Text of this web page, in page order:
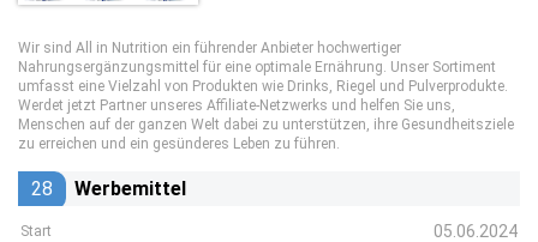
Wir sind All in Nutrition ein führender Anbieter hochwertiger
Nahrungsergänzungsmittel für eine optimale Ernährung. Unser Sortiment
umfasst eine Vielzahl von Produkten wie Drinks, Riegel und Pulverprodukte.
Werdet jetzt Partner unseres Affiliate-Netzwerks und helfen Sie uns,
Menschen auf der ganzen Welt dabei zu unterstützen, ihre Gesundheitsziele
zu erreichen und ein gesünderes Leben zu führen.
28 Werbemittel
Start 05.06.2024